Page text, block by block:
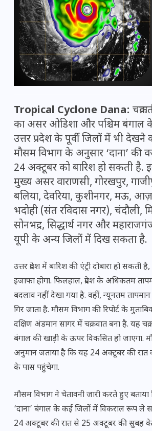
Tropical Cyclone Dana:
का असर ओडिशा और पश्चिम बंगाल
उत्तर प्रदेश के पूर्वी जिलों में भी देखने
मौसम विभाग के अनुसार ‘दाना’ की
24 अक्टूबर को बारिश हो सकती है.
मुख्य असर वाराणसी, गोरखपुर,
बलिया, देवरिया, कुशीनगर, मऊ,
भदोही (संत रविदास नगर), चंदौली,
सोनभद्र, सिद्धार्थ नगर और
यूपी के अन्य जिलों में दिख सकता है.
उत्तर प्रदेश में बारिश की एंट्री दोबारा हो
इजाफा होगा. फिलहाल, प्रदेश के अधिकतम
बदलाव नहीं देखा गया है. वहीं, न्यूनतम
गिर जाता है. मौसम विभाग की रिपोर्ट के
दक्षिण अंडमान सागर में चक्रवात बना है. यह
बंगाल की खाड़ी के ऊपर विकसित हो जाएगा.
अनुमान जताया है कि यह 24 अक्टूबर की
के पास पहुंचेगा.
मौसम विभाग ने चेतावनी जारी करते हुए बताया
‘दाना’ बंगाल के कई जिलों में विकराल रूप ले
24 अक्टूबर की रात से 25 अक्टूबर की सुबह